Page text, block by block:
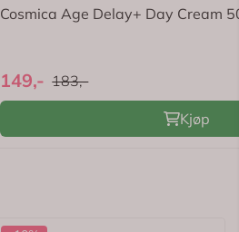
Cosmica Age Delay+ Day Cream
149,- 183,-
Kjøp